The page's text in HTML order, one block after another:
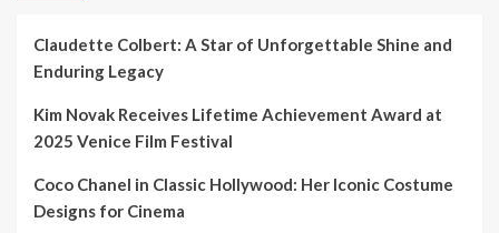
Claudette Colbert: A Star of Unforgettable Shine and
Enduring Legacy
Kim Novak Receives Lifetime Achievement Award at
2025 Venice Film Festival
Coco Chanel in Classic Hollywood: Her Iconic Costume
Designs for Cinema